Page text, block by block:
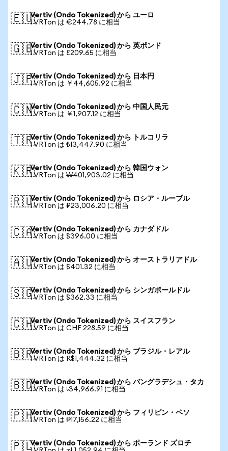
🇪🇺Vertiv (Ondo Tokenized) から ユーロ
1 VRTon は €244.78 に相当
🇬🇧Vertiv (Ondo Tokenized) から 英ポンド
1 VRTon は £209.65 に相当
🇯🇵Vertiv (Ondo Tokenized) から 日本円
1 VRTon は ￥44,605.92 に相当
🇨🇳Vertiv (Ondo Tokenized) から 中国人民元
1 VRTon は ￥1,907.12 に相当
🇹🇷Vertiv (Ondo Tokenized) から トルコリラ
1 VRTon は ₺13,447.90 に相当
🇰🇷Vertiv (Ondo Tokenized) から 韓国ウォン
1 VRTon は ₩401,903.02 に相当
🇷🇺Vertiv (Ondo Tokenized) から ロシア・ルーブル
1 VRTon は ₽23,006.20 に相当
🇨🇦Vertiv (Ondo Tokenized) から カナダドル
1 VRTon は $396.00 に相当
🇦🇺Vertiv (Ondo Tokenized) から オーストラリアドル
1 VRTon は $401.32 に相当
🇸🇬Vertiv (Ondo Tokenized) から シンガポールドル
1 VRTon は $362.33 に相当
🇨🇭Vertiv (Ondo Tokenized) から スイスフラン
1 VRTon は CHF 228.59 に相当
🇧🇷Vertiv (Ondo Tokenized) から ブラジル・レアル
1 VRTon は R$1,444.32 に相当
🇧🇩Vertiv (Ondo Tokenized) から バングラデシュ・タカ
1 VRTon は ৳34,966.91 に相当
🇵🇭Vertiv (Ondo Tokenized) から フィリピン・ペソ
1 VRTon は ₱17,156.22 に相当
🇵🇱Vertiv (Ondo Tokenized) から ポーランド ズロチ